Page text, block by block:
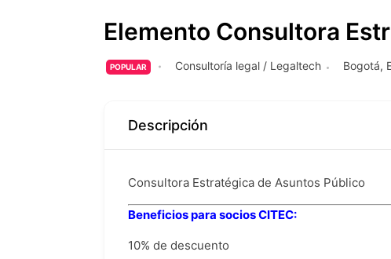
Elemento Consultora
POPULAR Consultoría legal / Legaltech Bogotá,
Descripción
Consultora Estratégica de Asuntos Público
Beneficios para socios CITEC:
10% de descuento